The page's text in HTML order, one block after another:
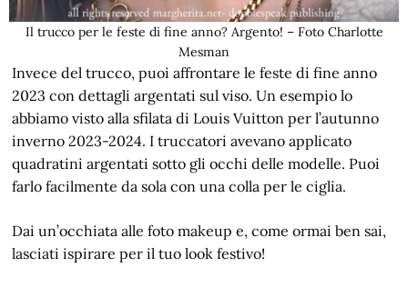
Il trucco per le feste di fine anno? Argento! – Foto Charlotte
Mesman
Invece del trucco, puoi affrontare le feste di fine anno
2023 con dettagli argentati sul viso. Un esempio lo
abbiamo visto alla sfilata di Louis Vuitton per l’autunno
inverno 2023-2024. I truccatori avevano applicato
quadratini argentati sotto gli occhi delle modelle. Puoi
farlo facilmente da sola con una colla per le ciglia.
Dai un’occhiata alle foto makeup e, come ormai ben sai,
lasciati ispirare per il tuo look festivo!